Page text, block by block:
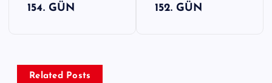
154. GÜN 152. GÜN
Related Posts